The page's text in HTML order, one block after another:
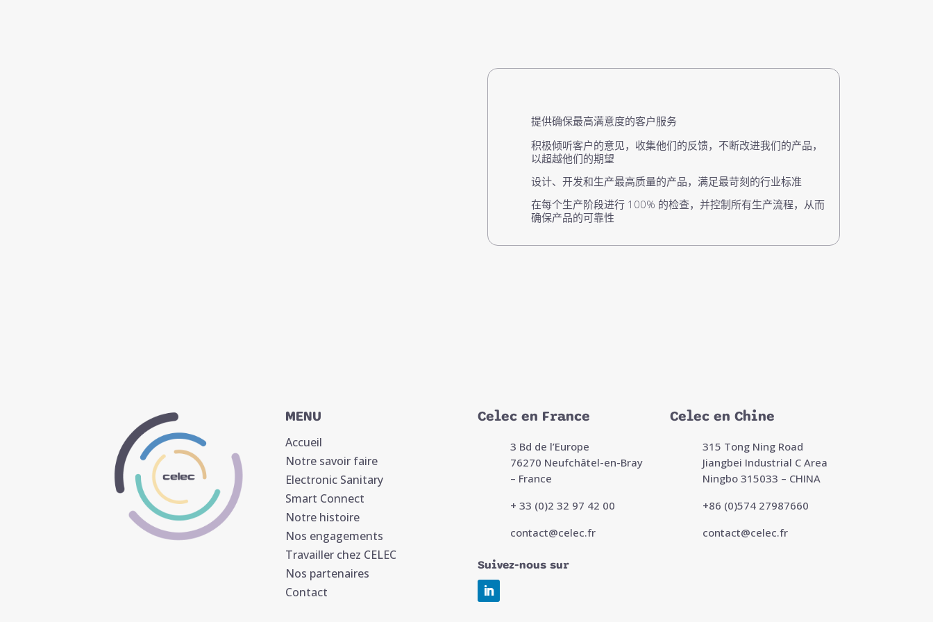
提供确保最高满意度的客户服务
积极倾听客户的意见，收集他们的反馈，不断改进我们的产品，
以超越他们的期望
设计、开发和生产最高质量的产品，满足最苛刻的行业标准
在每个生产阶段进行 100% 的检查，并控制所有生产流程，从而
确保产品的可靠性
MENU
Accueil
Notre savoir faire
Electronic Sanitary
Smart Connect
Notre histoire
Nos engagements
Travailler chez CELEC
Nos partenaires
Contact
Celec en France
3 Bd de l’Europe
76270 Neufchâtel-en-Bray
– France
+ 33 (0)2 32 97 42 00
contact@celec.fr
Suivez-nous sur
Celec en Chine
315 Tong Ning Road
Jiangbei Industrial C Area
Ningbo 315033 – CHINA
+86 (0)574 27987660
contact@celec.fr